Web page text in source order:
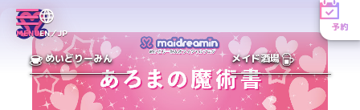
MENUEN／JP
予約
めいどりーみん メイド酒場